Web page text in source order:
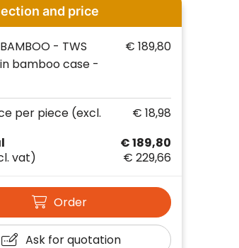
and price
- TWS
bamboo case -
€ 189,80
€ 189,80
vat) € 229,66
per piece (excl.
€ 18,98
Order
Ask for quotation